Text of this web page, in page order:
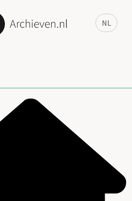
NL